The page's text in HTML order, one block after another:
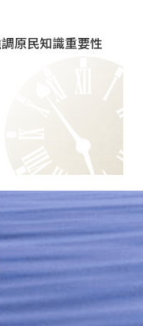
原民知識重要性